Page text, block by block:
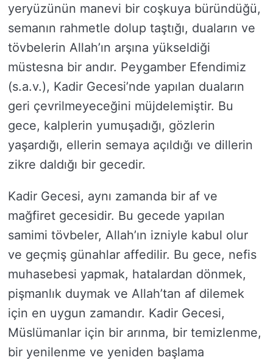
yeryüzünün manevi bir coşkuya büründüğü,
semanın rahmetle dolup taştığı, duaların ve
tövbelerin Allah’ın arşına yükseldiği
müstesna bir andır. Peygamber Efendimiz
(s.a.v.), Kadir Gecesi’nde yapılan duaların
geri çevrilmeyeceğini müjdelemiştir. Bu
gece, kalplerin yumuşadığı, gözlerin
yaşardığı, ellerin semaya açıldığı ve dillerin
zikre daldığı bir gecedir.
Kadir Gecesi, aynı zamanda bir af ve
mağfiret gecesidir. Bu gecede yapılan
samimi tövbeler, Allah’ın izniyle kabul olur
ve geçmiş günahlar affedilir. Bu gece, nefis
muhasebesi yapmak, hatalardan dönmek,
pişmanlık duymak ve Allah’tan af dilemek
için en uygun zamandır. Kadir Gecesi,
Müslümanlar için bir arınma, bir temizlenme,
bir yenilenme ve yeniden başlama